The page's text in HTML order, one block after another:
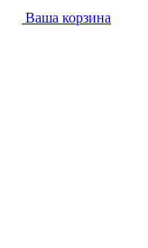
Ваша корзина